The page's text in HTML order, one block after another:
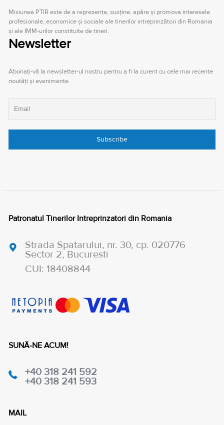
Misiunea PTIR este de a reprezenta, susţine, apăra şi promova interesele
profesionale, economice şi sociale ale tinerilor întreprinzători din România
şi ale IMM-urilor constituite de tineri.
Newsletter
Abonați-vă la newsletter-ul nostru pentru a fi la curent cu cele mai recente
noutăți și evenimente.
Patronatul Tinerilor Intreprinzatori din Romania
Strada Spatarului, nr. 30, cp. 020776
Sector 2, Bucuresti
CUI: 18408844
SUNĂ-NE ACUM!
+40 318 241 592
+40 318 241 593
MAIL